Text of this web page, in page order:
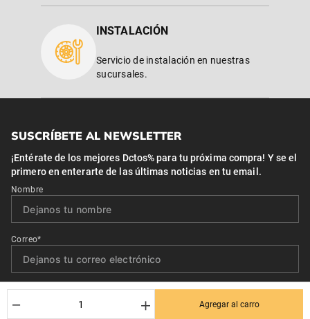
＋
－ Agregar al carro
INSTALACIÓN
Servicio de instalación en nuestras
sucursales.
SUSCRÍBETE AL NEWSLETTER
¡Entérate de los mejores Dctos% para tu próxima compra! Y se el
primero en enterarte de las últimas noticias en tu email.
Nombre
Correo*
Quiero recibir el newsletter con promociones.